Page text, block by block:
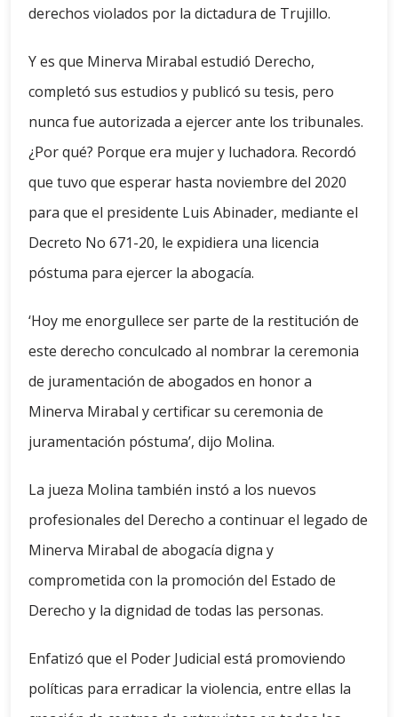
derechos violados por la dictadura de Trujillo.
Y es que Minerva Mirabal estudió Derecho,
completó sus estudios y publicó su tesis, pero
nunca fue autorizada a ejercer ante los tribunales.
¿Por qué? Porque era mujer y luchadora. Recordó
que tuvo que esperar hasta noviembre del 2020
para que el presidente Luis Abinader, mediante el
Decreto No 671-20, le expidiera una licencia
póstuma para ejercer la abogacía.
‘Hoy me enorgullece ser parte de la restitución de
este derecho conculcado al nombrar la ceremonia
de juramentación de abogados en honor a
Minerva Mirabal y certificar su ceremonia de
juramentación póstuma’, dijo Molina.
La jueza Molina también instó a los nuevos
profesionales del Derecho a continuar el legado de
Minerva Mirabal de abogacía digna y
comprometida con la promoción del Estado de
Derecho y la dignidad de todas las personas.
Enfatizó que el Poder Judicial está promoviendo
políticas para erradicar la violencia, entre ellas la